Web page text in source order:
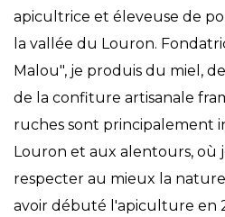
apicultrice et éleveuse de
la vallée du Louron.
Malou", je produis du miel,
de la confiture artisanale
ruches sont principalement
Louron et aux alentours, où
respecter au mieux la
avoir débuté l'apiculture en